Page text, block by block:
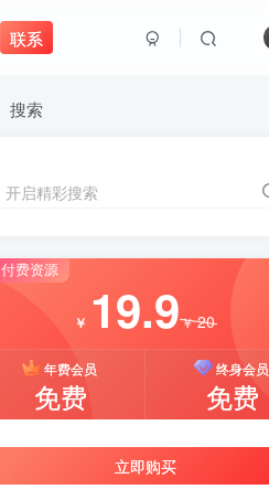
联系
搜索
开启精彩搜索
付费资源
￥ 19.9￥20
年费会员
免费
终身会员
免费
立即购买